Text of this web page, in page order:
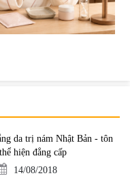
da trị nám Nhật Bản - tôn
hiện đẳng cấp
14/08/2018